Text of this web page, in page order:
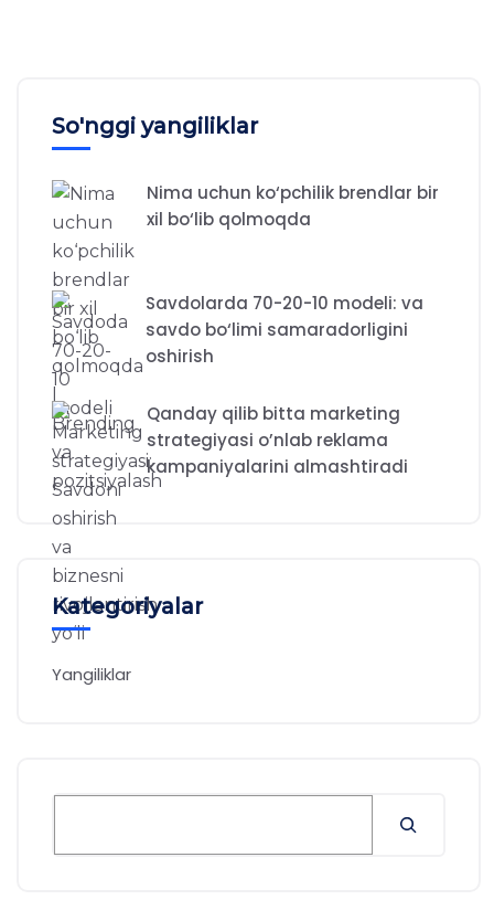
So'nggi yangiliklar
Nima uchun ko‘pchilik brendlar bir
xil bo‘lib qolmoqda
Savdolarda 70-20-10 modeli: va
savdo bo‘limi samaradorligini
oshirish
Qanday qilib bitta marketing
strategiyasi o’nlab reklama
kampaniyalarini almashtiradi
Kategoriyalar
Yangiliklar